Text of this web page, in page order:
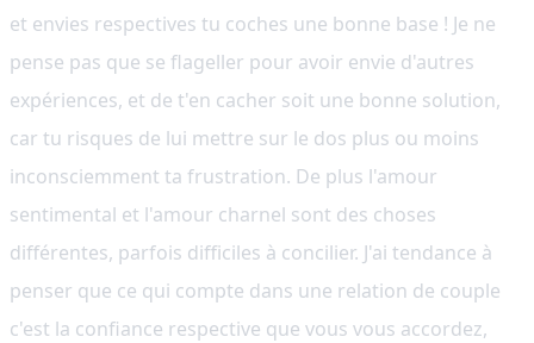
et envies respectives tu coches une bonne base ! Je ne
pense pas que se flageller pour avoir envie d'autres
expériences, et de t'en cacher soit une bonne solution,
car tu risques de lui mettre sur le dos plus ou moins
inconsciemment ta frustration. De plus l'amour
sentimental et l'amour charnel sont des choses
différentes, parfois difficiles à concilier. J'ai tendance à
penser que ce qui compte dans une relation de couple
c'est la confiance respective que vous vous accordez,